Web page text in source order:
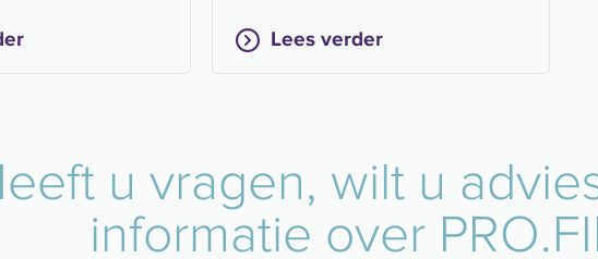
Lees verder
u vragen, wilt u
informatie over